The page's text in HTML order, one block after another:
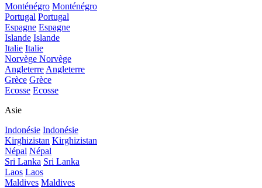
Monténégro Monténégro
Portugal Portugal
Espagne Espagne
Islande Islande
Italie Italie
Norvège Norvège
Angleterre Angleterre
Grèce Grèce
Ecosse Ecosse
Asie
Indonésie Indonésie
Kirghizistan Kirghizistan
Népal Népal
Sri Lanka Sri Lanka
Laos Laos
Maldives Maldives